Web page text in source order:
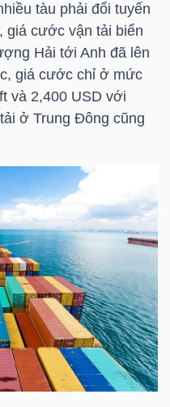
tàu phải đổi tuyến
giá cước vận tải biển
Hải tới Anh đã lên
giá cước chỉ ở mức
và 2,400 USD với
ở Trung Đông cũng